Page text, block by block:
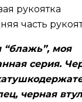
рукоятка
часть
“блажь”, моя
серия.
черная